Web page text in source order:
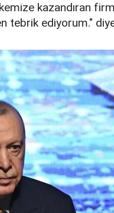
kazandıran
tebrik ediyorum."